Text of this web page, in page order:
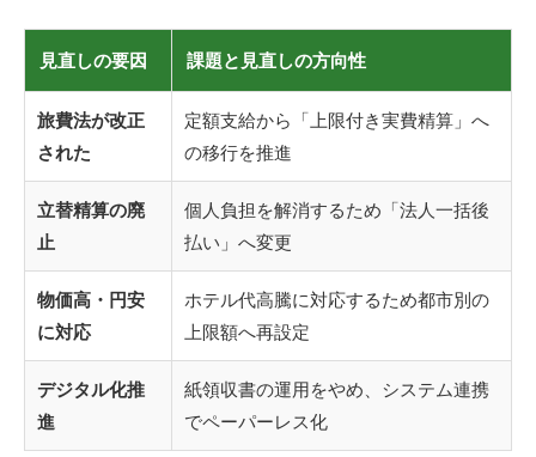
見直しの要因 課題と見直しの方向性
旅費法が改正
された
定額支給から「上限付き実費精算」へ
の移行を推進
立替精算の廃
止
個人負担を解消するため「法人一括後
払い」へ変更
物価高・円安
に対応
ホテル代高騰に対応するため都市別の
上限額へ再設定
デジタル化推
進
紙領収書の運用をやめ、システム連携
でペーパーレス化